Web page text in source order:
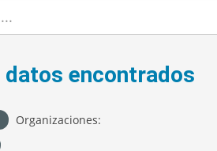
encontrados
Organizaciones: